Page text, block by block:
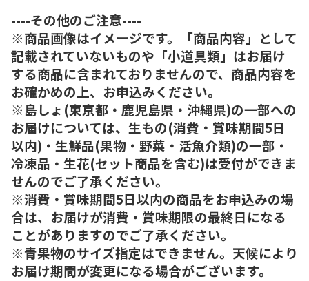
----その他のご注意----
※商品画像はイメージです。「商品内容」として
記載されていないものや「小道具類」はお届け
する商品に含まれておりませんので、商品内容を
お確かめの上、お申込みください。
※島しょ(東京都・鹿児島県・沖縄県)の一部への
お届けについては、生もの(消費・賞味期間5日
以内)・生鮮品(果物・野菜・活魚介類)の一部・
冷凍品・生花(セット商品を含む)は受付ができま
せんのでご了承ください。
※消費・賞味期間5日以内の商品をお申込みの場
合は、お届けが消費・賞味期限の最終日になる
ことがありますのでご了承ください。
※青果物のサイズ指定はできません。天候により
お届け期間が変更になる場合がございます。